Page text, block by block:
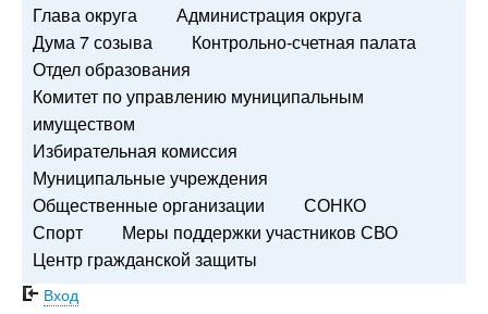
Глава округа
Администрация округа
Дума 7 созыва
Контрольно-счетная палата
Отдел образования
Комитет по управлению муниципальным
имуществом
Избирательная комиссия
Муниципальные учреждения
Общественные организации
СОНКО
Спорт
Меры поддержки участников СВО
Центр гражданской защиты
Вход